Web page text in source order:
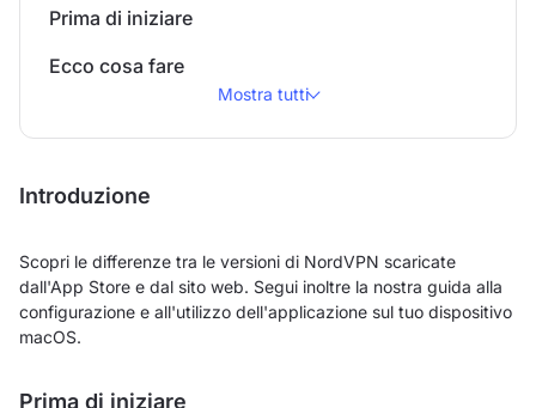
Prima di iniziare
Ecco cosa fare
Mostra tutti
Introduzione
Scopri le differenze tra le versioni di NordVPN scaricate
dall'App Store e dal sito web. Segui inoltre la nostra guida alla
configurazione e all'utilizzo dell'applicazione sul tuo dispositivo
macOS.
Prima di iniziare